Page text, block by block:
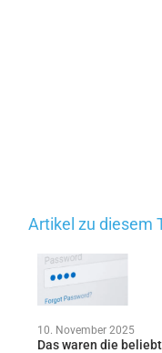
Artikel zu diesem
10. November 2025
Das waren die